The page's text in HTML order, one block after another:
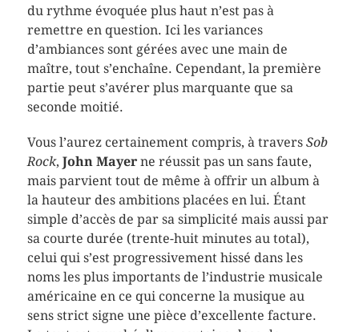
du rythme évoquée plus haut n’est pas à
remettre en question. Ici les variances
d’ambiances sont gérées avec une main de
maître, tout s’enchaîne. Cependant, la première
partie peut s’avérer plus marquante que sa
seconde moitié.
Vous l’aurez certainement compris, à travers Sob
Rock, John Mayerne réussit pas un sans faute,
mais parvient tout de même à offrir un album à
la hauteur des ambitions placées en lui. Étant
simple d’accès de par sa simplicité mais aussi par
sa courte durée (trente-huit minutes au total),
celui qui s’est progressivement hissé dans les
noms les plus importants de l’industrie musicale
américaine en ce qui concerne la musique au
sens strict signe une pièce d’excellente facture.